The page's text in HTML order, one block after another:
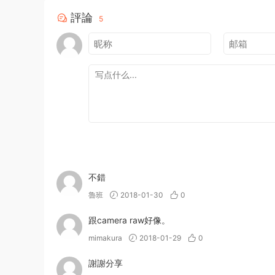
評論 5
不錯
魯班 2018-01-30 0
跟camera raw好像。
mimakura 2018-01-29 0
謝謝分享